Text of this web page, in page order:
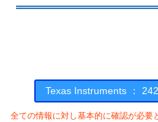
Texas Instruments ：
全ての情報に対し基本的に確認が必要